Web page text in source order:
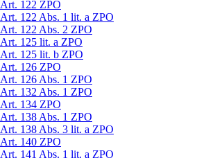
Art. 122 ZPO
Art. 122 Abs. 1 lit. a ZPO
Art. 122 Abs. 2 ZPO
Art. 125 lit. a ZPO
Art. 125 lit. b ZPO
Art. 126 ZPO
Art. 126 Abs. 1 ZPO
Art. 132 Abs. 1 ZPO
Art. 134 ZPO
Art. 138 Abs. 1 ZPO
Art. 138 Abs. 3 lit. a ZPO
Art. 140 ZPO
Art. 141 Abs. 1 lit. a ZPO